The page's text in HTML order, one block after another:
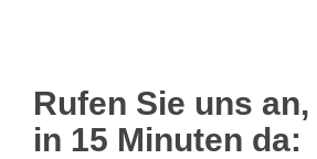
Rufen Sie uns
in 15 Minuten da: